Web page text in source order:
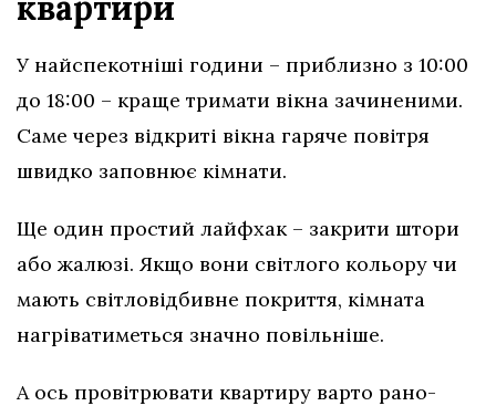
У найспекотніші години – приблизно з 10:00
до 18:00 – краще тримати вікна зачиненими.
Саме через відкриті вікна гаряче повітря
швидко заповнює кімнати.
Ще один простий лайфхак – закрити штори
або жалюзі. Якщо вони світлого кольору чи
мають світловідбивне покриття, кімната
нагріватиметься значно повільніше.
А ось провітрювати квартиру варто рано-